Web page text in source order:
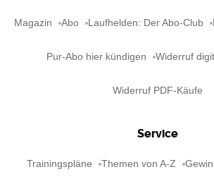
Magazin Abo Laufhelden: Der Abo-Club
Pur-Abo hier kündigen Widerruf
Widerruf PDF-Käufe
Service
Trainingspläne Themen von A-Z